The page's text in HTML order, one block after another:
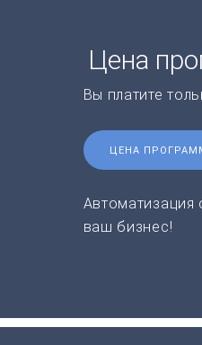
Цена
Вы платите
ЦЕНА
Автоматизация
ваш бизнес!